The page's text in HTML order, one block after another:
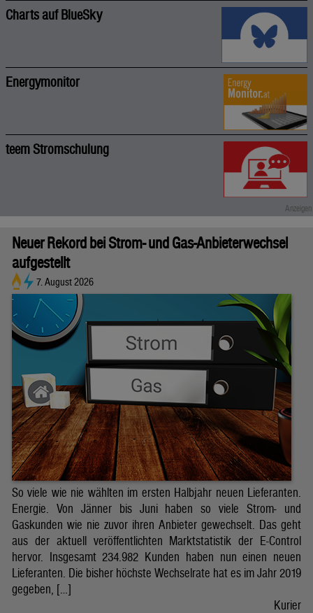
Charts auf BlueSky
Energymonitor
teem Stromschulung
Neuer Rekord bei Strom- und Gas-Anbieterwechsel
aufgestellt
7. August 2026
So viele wie nie wählten im ersten Halbjahr neuen Lieferanten.
Energie. Von Jänner bis Juni haben so viele Strom- und
Gaskunden wie nie zuvor ihren Anbieter gewechselt. Das geht
aus der aktuell veröffentlichten Marktstatistik der E-Control
hervor. Insgesamt 234.982 Kunden haben nun einen neuen
Lieferanten. Die bisher höchste Wechselrate hat es im Jahr 2019
gegeben, […]
Kurier